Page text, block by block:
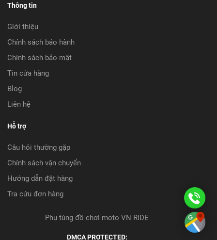
Thông tin
Giới thiệu
Chính sách bảo hành
Chính sách bảo mật
Tin cửa hàng
Blog
Liên hệ
Hỗ trợ
Câu hỏi thường gặp
Chính sách vận chuyển
Hướng dẫn đặt hàng
Tra cứu đơn hàng
Phụ tùng đồ chơi moto VN RIDE
DMCA PROTECTED: